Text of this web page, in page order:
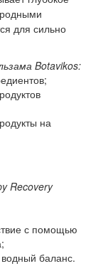
для сильно
Botavikos:
на
Recovery
с помощью
баланс.